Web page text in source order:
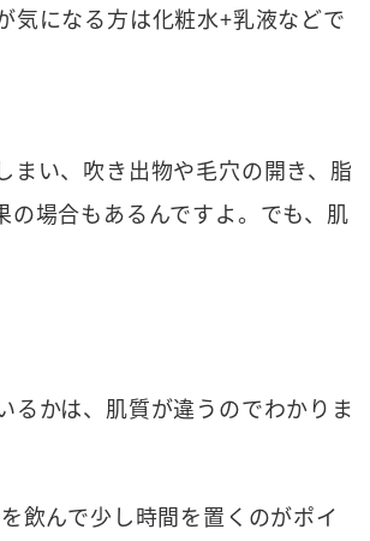
気になる方は化粧水+乳液などで
まい、吹き出物や毛穴の開き、脂
場合もあるんですよ。でも、肌
るかは、肌質が違うのでわかりま
飲んで少し時間を置くのがポイ